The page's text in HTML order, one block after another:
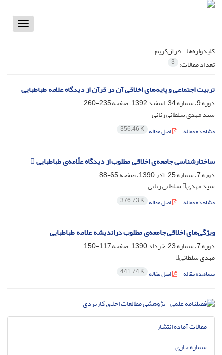
Toggle
کلیدواژه‌ها =قرآن‌کریم
تعداد مقالات: 3
تربیت اجتماعی و پایه‌های اخلاقی آن در قرآن از دیدگاه علامه طباطبایی
دوره 9، شماره 34، اسفند 1392، صفحه
235-260
سید مهدی سلطانی رنانی
مشاهده مقاله اصل مقاله 356.46 K
ساختار‌‌شناسی جامعه‌ی اخلاقی مطلوب از دیدگاه علّامه‌ی طباطبایی 
دوره 7، شماره 25، آذر 1390، صفحه
65-88
سید مهدی سلطانی رنانی
مشاهده مقاله اصل مقاله 376.73 K
ویژگی‌های اخلاقی جامعه‌ی مطلوب دراندیشه علامه طباطبایی
دوره 7، شماره 23، خرداد 1390، صفحه
117-150
مهدی سلطانی
مشاهده مقاله اصل مقاله 441.74 K
مقالات آماده انتشار
شماره جاری